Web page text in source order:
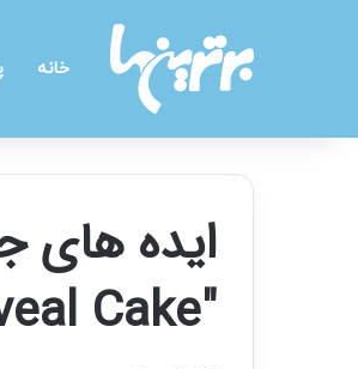
خانه
ایده های
"Gender Reveal Cake"